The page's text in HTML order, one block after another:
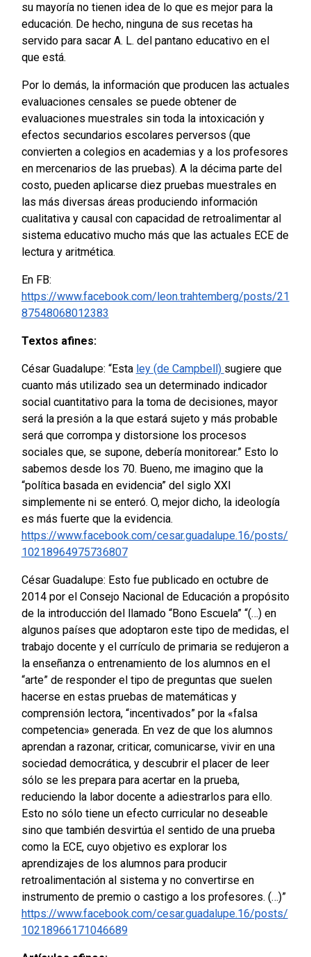
su mayoría no tienen idea de lo que es mejor para la
educación. De hecho, ninguna de sus recetas ha
servido para sacar A. L. del pantano educativo en el
que está.
Por lo demás, la información que producen las actuales
evaluaciones censales se puede obtener de
evaluaciones muestrales sin toda la intoxicación y
efectos secundarios escolares perversos (que
convierten a colegios en academias y a los profesores
en mercenarios de las pruebas). A la décima parte del
costo, pueden aplicarse diez pruebas muestrales en
las más diversas áreas produciendo información
cualitativa y causal con capacidad de retroalimentar al
sistema educativo mucho más que las actuales ECE de
lectura y aritmética.
En FB:
https://www.facebook.com/leon.trahtemberg/posts/21
87548068012383
Textos afines:
César Guadalupe: “Esta ley (de Campbell) sugiere que
cuanto más utilizado sea un determinado indicador
social cuantitativo para la toma de decisiones, mayor
será la presión a la que estará sujeto y más probable
será que corrompa y distorsione los procesos
sociales que, se supone, debería monitorear.” Esto lo
sabemos desde los 70. Bueno, me imagino que la
“política basada en evidencia” del siglo XXI
simplemente ni se enteró. O, mejor dicho, la ideología
es más fuerte que la evidencia.
https://www.facebook.com/cesar.guadalupe.16/posts/
10218964975736807
César Guadalupe: Esto fue publicado en octubre de
2014 por el Consejo Nacional de Educación a propósito
de la introducción del llamado “Bono Escuela” “(…) en
algunos países que adoptaron este tipo de medidas, el
trabajo docente y el currículo de primaria se redujeron a
la enseñanza o entrenamiento de los alumnos en el
“arte” de responder el tipo de preguntas que suelen
hacerse en estas pruebas de matemáticas y
comprensión lectora, “incentivados” por la «falsa
competencia» generada. En vez de que los alumnos
aprendan a razonar, criticar, comunicarse, vivir en una
sociedad democrática, y descubrir el placer de leer
sólo se les prepara para acertar en la prueba,
reduciendo la labor docente a adiestrarlos para ello.
Esto no sólo tiene un efecto curricular no deseable
sino que también desvirtúa el sentido de una prueba
como la ECE, cuyo objetivo es explorar los
aprendizajes de los alumnos para producir
retroalimentación al sistema y no convertirse en
instrumento de premio o castigo a los profesores. (…)”
https://www.facebook.com/cesar.guadalupe.16/posts/
10218966171046689